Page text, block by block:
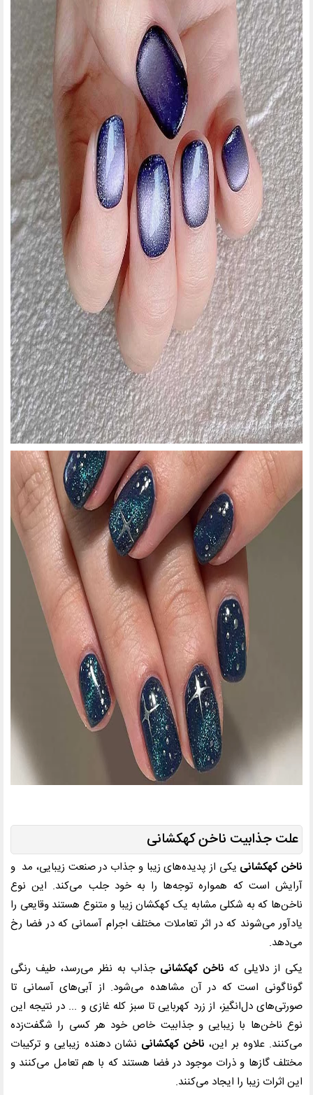
علت جذابیت ناخن کهکشانی
ناخن کهکشانی یکی از پدیده‌های زیبا و جذاب در صنعت زیبایی، مد و
آرایش است که همواره توجه‌ها را به خود جلب می‌کند. این نوع
ناخن‌ها که به شکلی مشابه یک کهکشان زیبا و متنوع هستند وقایعی را
یادآور می‌شوند که در اثر تعاملات مختلف اجرام آسمانی که در فضا رخ
می‌دهد.
یکی از دلایلی که ناخن کهکشانی جذاب به نظر می‌رسد، طیف رنگی
گوناگونی است که در آن مشاهده می‌شود. از آبی‌های آسمانی تا
صورتی‌های دل‌انگیز، از زرد کهربایی تا سبز کله غازی و ... در نتیجه این
نوع ناخن‌ها با زیبایی و جذابیت خاص خود هر کسی را شگفت‌زده
می‌کنند. علاوه بر این، ناخن کهکشانی نشان دهنده زیبایی و ترکیبات
مختلف گازها و ذرات موجود در فضا هستند که با هم تعامل می‌کنند و
این اثرات زیبا را ایجاد می‌کنند.